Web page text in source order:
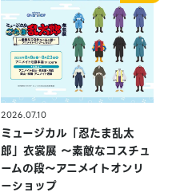
2026.07.10
ミュージカル「忍たま乱太
郎」衣裳展 ～素敵なコスチュ
ームの段～アニメイトオンリ
ーショップ